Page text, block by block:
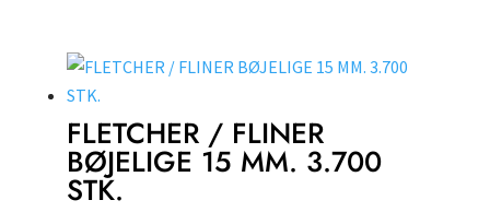
FLETCHER / FLINER
BØJELIGE 15 MM. 3.700
STK.